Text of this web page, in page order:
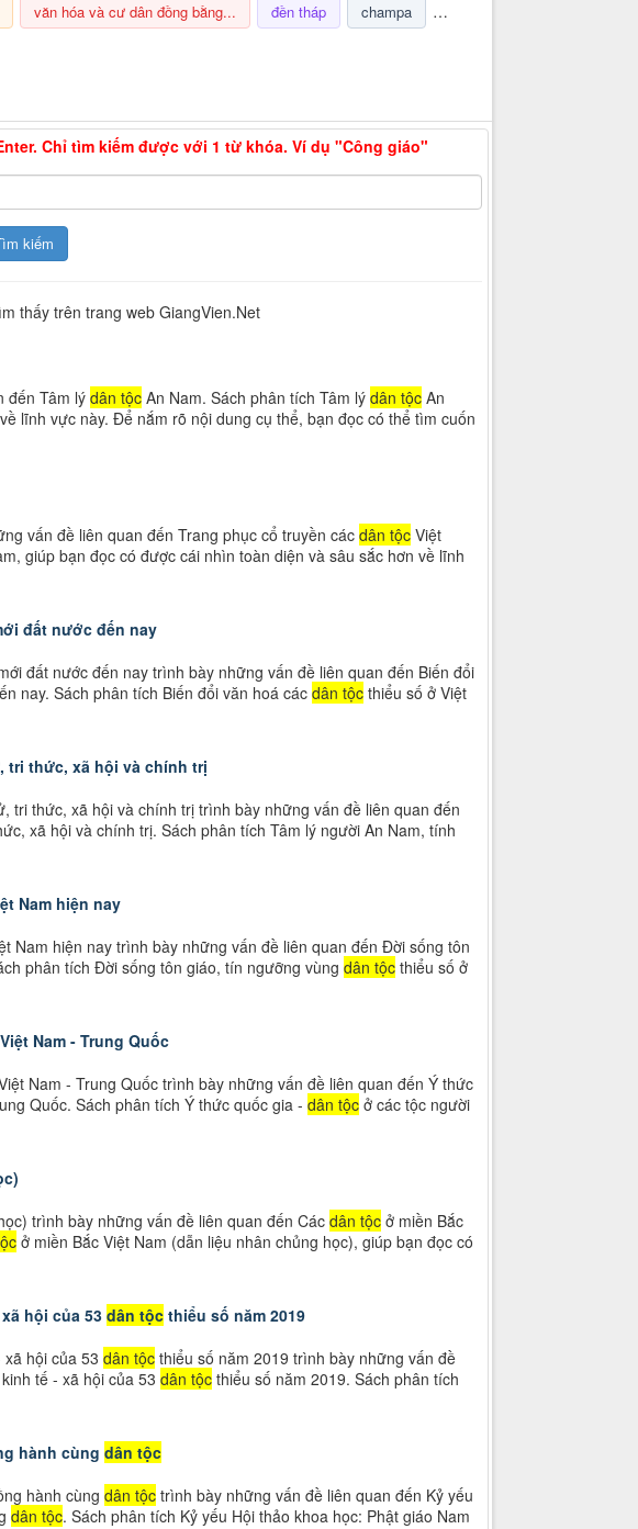
văn hóa và cư dân đồng bằng... đền tháp champa nghi lễ
Chỉ tìm kiếm được với 1 từ khóa. Ví dụ "Công giáo"
thấy trên trang web GiangVien.Net
đến Tâm lýdân tộcAn Nam. Sách phân tích Tâm lý dân tộcAn
lĩnh vực này. Để nắm rõ nội dung cụ thể, bạn đọc có thể tìm cuốn
vấn đề liên quan đến Trang phục cổ truyền các dân tộcViệt
giúp bạn đọc có được cái nhìn toàn diện và sâu sắc hơn về lĩnh
đất nước đến nay
đất nước đến nay trình bày những vấn đề liên quan đến Biến đổi
nay. Sách phân tích Biến đổi văn hoá các dân tộcthiểu số ở Việt
tri thức, xã hội và chính trị
tri thức, xã hội và chính trị trình bày những vấn đề liên quan đến
xã hội và chính trị. Sách phân tích Tâm lý người An Nam, tính
Nam hiện nay
Nam hiện nay trình bày những vấn đề liên quan đến Đời sống tôn
phân tích Đời sống tôn giáo, tín ngưỡng vùng dân tộcthiểu số ở
Nam - Trung Quốc
Nam - Trung Quốc trình bày những vấn đề liên quan đến Ý thức
Quốc. Sách phân tích Ý thức quốc gia - dân tộcở các tộc người
trình bày những vấn đề liên quan đến Cácdân tộcở miền Bắc
ở miền Bắc Việt Nam (dẫn liệu nhân chủng học), giúp bạn đọc có
hội của 53dân tộcthiểu số năm 2019
hội của 53 dân tộcthiểu số năm 2019 trình bày những vấn đề
tế - xã hội của 53 dân tộcthiểu số năm 2019. Sách phân tích
hành cùng dân tộc
hành cùng dân tộctrình bày những vấn đề liên quan đến Kỷ yếu
dân tộc. Sách phân tích Kỷ yếu Hội thảo khoa học: Phật giáo Nam